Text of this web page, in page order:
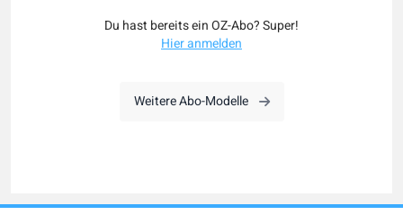
Du hast bereits ein OZ-Abo? Super!
Hier anmelden
Weitere Abo-Modelle